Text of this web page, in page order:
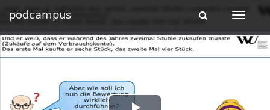
podcampus
Toggle
Toggle